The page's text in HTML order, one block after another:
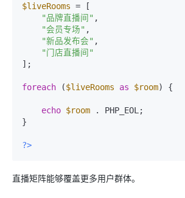
$liveRooms = [
"品牌直播间" ,
"会员专场" ,
"新品发布会" ,
"门店直播间"
];
foreach ($liveRooms as $room) {
echo $room . PHP_EOL;
}
?>
直播矩阵能够覆盖更多用户群体。